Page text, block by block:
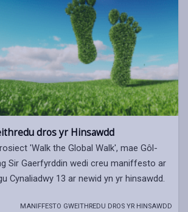
dros yr Hinsawdd
'Walk the Global Walk', mae Gôl-
Sir Gaerfyrddin wedi creu maniffesto ar
Cynaliadwy 13 ar newid yn yr hinsawdd.
MANIFFESTO GWEITHREDU DROS YR HINSAWDD